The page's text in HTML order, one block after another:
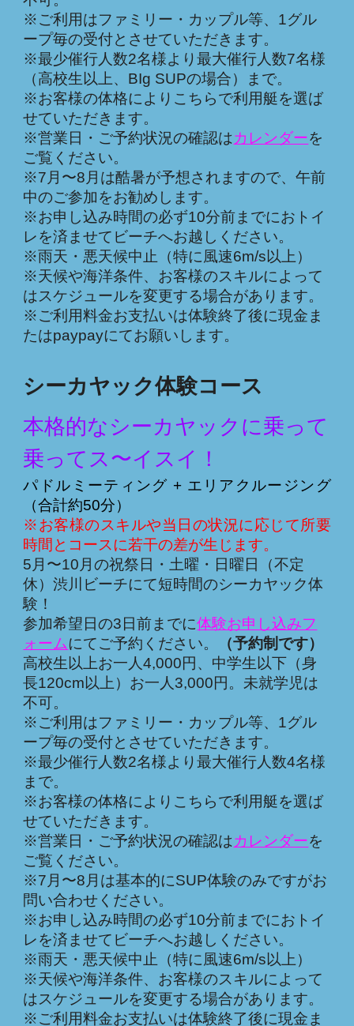
※ご利用はファミリー・カップル等、1グル
ープ毎の受付とさせていただきます。
※最少催行人数2名様より最大催行人数7名様
（高校生以上、BIg SUPの場合）まで。
※お客様の体格によりこちらで利用艇を選ば
せていただきます。
※営業日・ご予約状況の確認はカレンダーを
ご覧ください。
※7月〜8月は酷暑が予想されますので、午前
中のご参加をお勧めします。
※お申し込み時間の必ず10分前までにおトイ
レを済ませて ビーチへお越しください。
※雨天・悪天候中止（特に風速6m/s以上）
※天候や海洋条件、お客様のスキルによって
はスケジュールを変更する場合があります。
※ご利用料金お支払いは体験終了後に現金ま
たはpaypayにてお願いします。
シーカヤック体験コース
本格的なシーカヤックに乗って
乗ってス〜イスイ！
パドルミーティング + エリアクルージング
（合計約50分）
※お客様のスキルや当日の状況に応じて所要
時間とコースに若干の差が生じます。
5月〜10月の祝祭日・土曜・日曜日（不定
休）渋川ビーチにて短時間のシーカヤック体
験！
参加希望日の3日前までに体験お申し込みフ
ォームにてご予約ください。
（予約制です）
高校生以上お一人4,000円、中学生以下（身
長120cm以上）お一人3,000円。 未就学児は
不可。
※ご利用はファミリー・カップル等、1グル
ープ毎の受付とさせていただきます。
※最少催行人数2名様より最大催行人数4名様
まで。
※お客様の体格によりこちらで利用艇を選ば
せていただきます。
※営業日・ご予約状況の確認はカレンダーを
ご覧ください。
※7月〜8月は基本的にSUP体験のみですがお
問い合わせください。
※お申し込み時間の必ず10分前までにおトイ
レを済ませてビーチへお越しください。
※雨天・悪天候中止（特に風速6m/s以上）
※天候や海洋条件、お客様のスキルによって
はスケジュールを変更する場合があります。
※ご利用料金お支払いは体験終了後に現金ま